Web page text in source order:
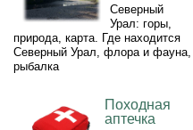
Северный
Урал: горы,
природа, карта. Где находится
Северный Урал, флора и фауна,
рыбалка
Походная
аптечка